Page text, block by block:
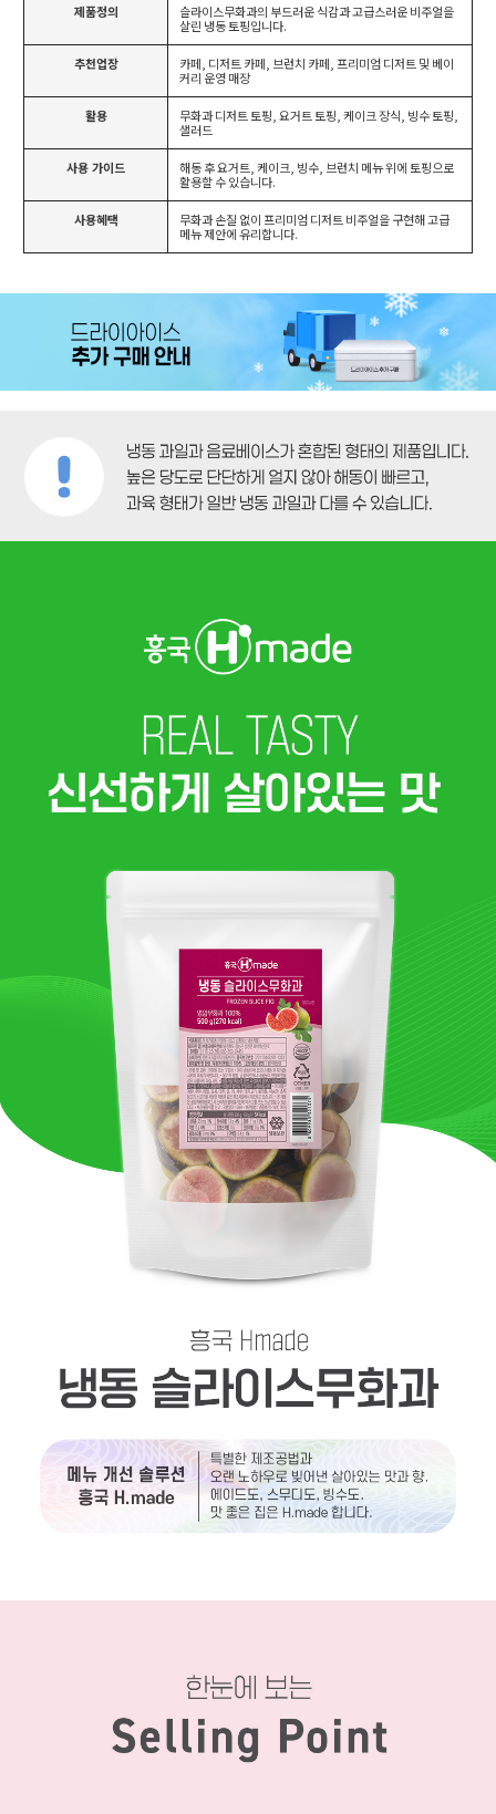
제품정의
슬라이스무화과의 부드러운 식감과 고급스러운 비주얼을
살린 냉동 토핑입니다.
추천업장
카페, 디저트 카페, 브런치 카페, 프리미엄 디저트 및 베이
커리 운영 매장
활용
무화과 디저트 토핑, 요거트 토핑, 케이크 장식, 빙수 토핑,
샐러드
사용 가이드
해동 후 요거트, 케이크, 빙수, 브런치 메뉴 위에 토핑으로
활용할 수 있습니다.
사용혜택
무화과 손질 없이 프리미엄 디저트 비주얼을 구현해 고급
메뉴 제안에 유리합니다.